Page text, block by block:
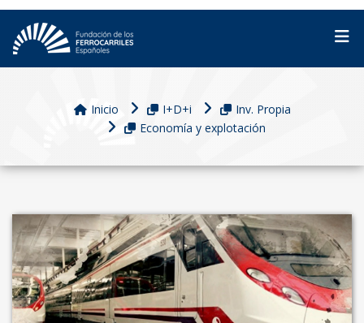
Inicio I+D+i
Inv. Propia
Economía y explotación